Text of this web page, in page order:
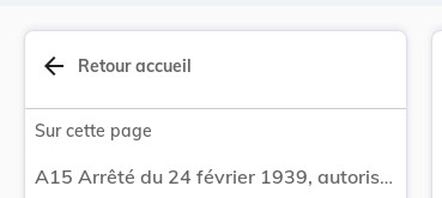
arrow_back Retour accueil
Sur cette page
A15 Arrêté du 24 février 1939, autorisant la tenue de la foire du 27 février à Mersch.